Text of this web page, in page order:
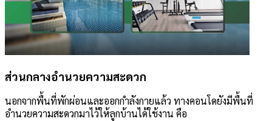
ส่วนกลางอำนวยความสะดวก
นอกจากพื้นที่พักผ่อนและออกกำลังกายแล้ว ทางคอนโดยังมีพื้นที่
อำนวยความสะดวกมาไว้ให้ลูกบ้านได้ใช้งาน คือ